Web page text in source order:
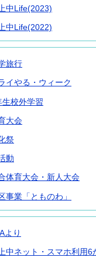
中Life(2023)
中Life(2022)
旅行
イやる・ウィーク
生校外学習
大会
祭
動
体育大会・新人大会
事業「とものわ」
より
中ネット・スマホ利用6